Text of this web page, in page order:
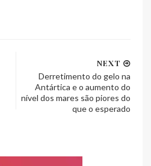
NEXT
Derretimento do gelo na
Antártica e o aumento do
nível dos mares são piores do
que o esperado